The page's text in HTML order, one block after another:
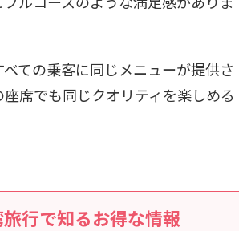
ての乗客に同じメニューが提供さ
席でも同じクオリティを楽しめる
行で知るお得な情報